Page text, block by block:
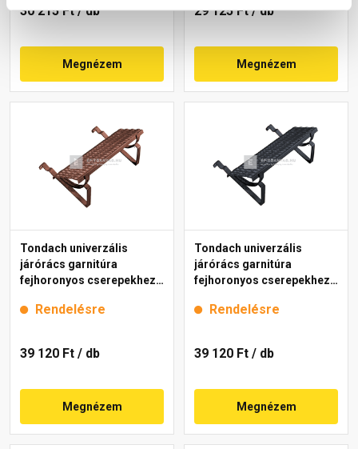
30 215 Ft/ db
Megnézem
29 125 Ft/ db
Megnézem
Tondach univerzális
járórács garnitúra
fejhoronyos cserepekhez
Rendelésre
39 120 Ft / db
Megnézem
Tondach univerzális
járórács garnitúra
fejhoronyos cserepekhez
Rendelésre
39 120 Ft / db
Megnézem